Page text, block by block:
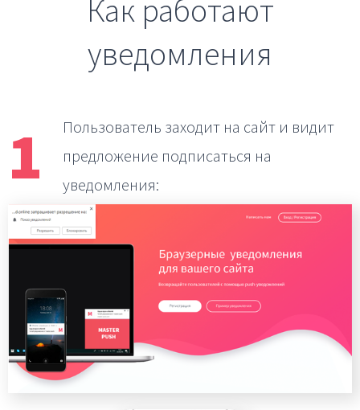
Как работают
уведомления
1 Пользователь заходит на сайт и видит
предложение подписаться на
уведомления: